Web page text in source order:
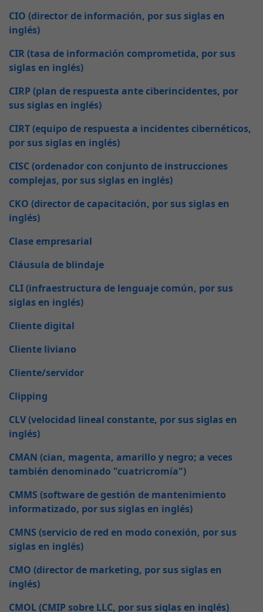
CIO (director de información, por sus siglas en
inglés)
CIR (tasa de información comprometida, por sus
siglas en inglés)
CIRP (plan de respuesta ante ciberincidentes, por
sus siglas en inglés)
CIRT (equipo de respuesta a incidentes cibernéticos,
por sus siglas en inglés)
CISC (ordenador con conjunto de instrucciones
complejas, por sus siglas en inglés)
CKO (director de capacitación, por sus siglas en
inglés)
Clase empresarial
Cláusula de blindaje
CLI (infraestructura de lenguaje común, por sus
siglas en inglés)
Cliente digital
Cliente liviano
Cliente/servidor
Clipping
CLV (velocidad lineal constante, por sus siglas en
inglés)
CMAN (cian, magenta, amarillo y negro; a veces
también denominado "cuatricromía")
CMMS (software de gestión de mantenimiento
informatizado, por sus siglas en inglés)
CMNS (servicio de red en modo conexión, por sus
siglas en inglés)
CMO (director de marketing, por sus siglas en
inglés)
CMOL (CMIP sobre LLC, por sus siglas en inglés)